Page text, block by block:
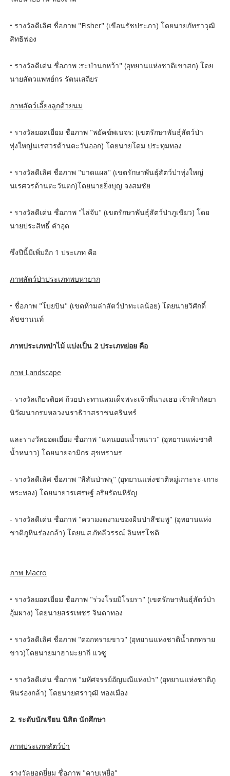
• รางวัลดีเลิศ ชื่อภาพ "Fisher" (เขือนรัชประภา) โดยนายภัทราวุฒิ
สิทธิฟอง
• รางวัลดีเด่น ชื่อภาพ :ระบำนกหว้า" (อุทยานแห่งชาติเขาสก) โดย
นายสัตวแพทย์กร รัตนเสถียร
ภาพสัตว์เลี้ยงลูกด้วยนม
• รางวัลยอดเยี่ยม ชื่อภาพ "พยัคฆ์พเนจร: (เขตรักษาพันธุ์สัตว์ป่า
ทุ่งใหญ่นเรศวรด้านตะวันออก) โดยนายโดม ประทุมทอง
• รางวัลดีเลิศ ชื่อภาพ "บาดแผล" (เขตรักษาพันธุ์สัตว์ป่าทุ่งใหญ่
นเรศวรด้านตะวันตก)โดยนายยิ่งบุญ จงสมชัย
• รางวัลดีเด่น ชื่อภาพ "ไล่จับ" (เขตรักษาพันธุ์สัตว์ป่าภูเขียว) โดย
นายประสิทธิ์ คำอุด
ซึ่งปีนี้มีเพิ่มอีก 1 ประเภท คือ
ภาพสัตว์ป่าประเภทพบหายาก
• ชื่อภาพ "โบยบิน" (เขตห้ามล่าสัตว์ป่าทะเลน้อย) โดยนายวิศักดิ์
ลัชชานนท์
ภาพประเภทป่าไม้ แบ่งเป็น 2 ประเภทย่อย คือ
ภาพ Landscape
- รางวัลเกียรติยศ ถ้วยประทานสมเด็จพระเจ้าพี่นางเธอ เจ้าฟ้ากัลยา
นิวัฒนากรมหลวงนราธิวาสราชนครินทร์
และรางวัลยอดเยี่ยม ชื่อภาพ "แคนยอนน้ำหนาว" (อุทยานแห่งชาติ
น้ำหนาว) โดยนายจามิกร สุขทรามร
- รางวัลดีเลิศ ชื่อภาพ "สีสันป่าพรุ" (อุทยานแห่งชาติหมู่เกาะระ-เกาะ
พระทอง) โดยนายวรเศรษฐ์ อริยรัตนหิรัญ
- รางวัลดีเด่น ชื่อภาพ "ความงดงามของผืนป่าสีชมพู" (อุทยานแห่ง
ชาติภูหินร่องกล้า) โดยน.ส.กัทลีวรรณ์ อินทรโชติ
ภาพ Macro
• รางวัลยอดเยี่ยม ชื่อภาพ "ร่วงโรยมิโรยรา" (เขตรักษาพันธุ์สัตว์ป่า
อุ้มผาง) โดยนายสรรเพชร จินดาทอง
• รางวัลดีเลิศ ชื่อภาพ "ดอกทรายขาว" (อุทยานแห่งชาติน้ำตกทราย
ขาว)โดยนายมาฮามะยากี แวซู
• รางวัลดีเด่น ชื่อภาพ "มหัศจรรย์อัญมณีแห่งป่า" (อุทยานแห่งชาติภู
หินร่องกล้า) โดยนายศราวุฒิ ทองเมือง
2. ระดับนักเรียน นิสิต นักศึกษา
ภาพประเภทสัตว์ป่า
รางวัลยอดยี่ยม ชื่อภาพ "คาบเหยื่อ"